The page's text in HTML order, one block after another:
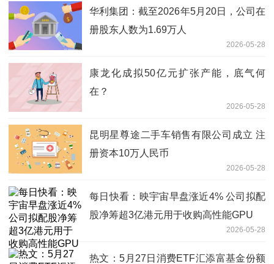
华利集团：截至2026年5月20日，公司在
册股东人数为1.69万人
2026-05-28
康龙化成拟50亿元扩张产能，底气何
在？
2026-05-28
昆明星尊途二手车销售有限公司成立 注
册资本10万人民币
2026-05-28
每日快看：映宇宙早盘涨近4% 公司拟配
股净筹超3亿港元用于收购高性能GPU
2026-05-28
热文：5月27日消费ETF汇添富基金份额